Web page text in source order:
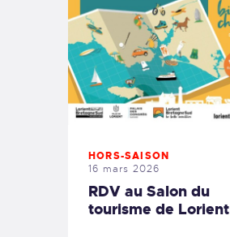
BONS CADEAUX
RÉSERVER
+33 (6) 95 50 18 95
HORS-SAISON
16 mars 2026
RDV au Salon du
tourisme de Lorient